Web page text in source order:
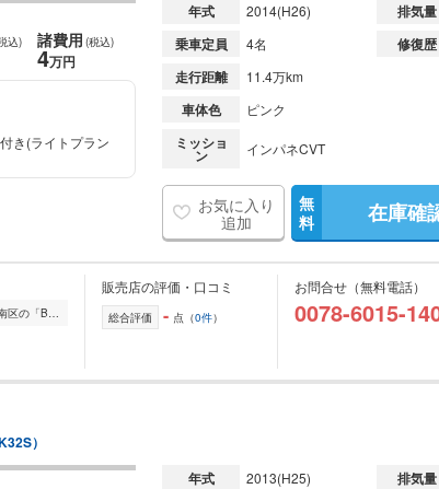
込) 諸費用 (税込)
4万円
き(ライトプラン
年式 2014(H26) 排気量
乗車定員 4名 修復歴
走行距離 11.4万km
車体色 ピンク
ミッショ
ン インパネCVT
お気に入り
追加
無
料
在庫確
■□■ BVCAR【ビーブイカー】です ■□■ 車検、自動車板金でお困りの方は 安佐南区の「BVCAR【ビーブイカー】」に! 安佐南区のBVCARは、車検・自動車板金の専門業者です。...
販売店の評価・口コミ
総合評価 - 点（0件）
お問合せ（無料電話）
0078-6015-
）
年式 2013(H25) 排気量